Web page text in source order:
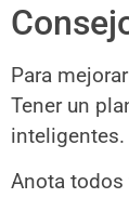
Para
Tener un
inteligentes.
Anota todos